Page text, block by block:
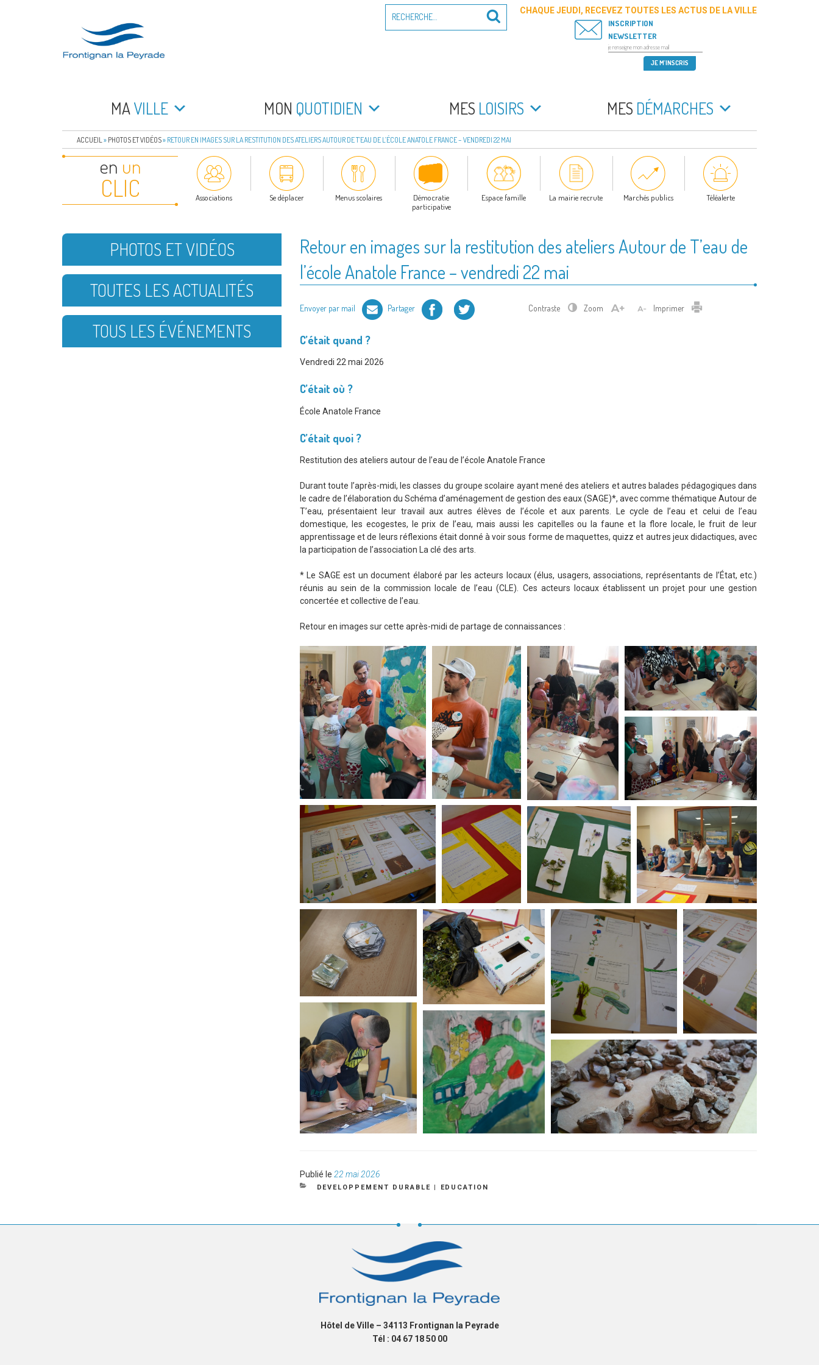
FRONTIGNAN LA PEYRADE
pour
Recherche
CHAQUE JEUDI, RECEVEZ TOUTES LES ACTUS DE LA VILLE
INSCRIPTION
NEWSLETTER
MAVILLE MON QUOTIDIEN MES LOISIRS MES DÉMARCHES
ACCUEIL » PHOTOS ET VIDÉOS» RETOUR EN IMAGES SUR LA RESTITUTION DES ATELIERS AUTOUR DE T’EAU DE L’ÉCOLE ANATOLE FRANCE – VENDREDI 22 MAI
en un
CLIC Associations Se déplacer Menus scolaires
Démocratie
participative
Espace famille La mairie recrute Marchés publics Téléalerte
Retour en images sur la restitution des ateliers Autour de T’eau de
l’école Anatole France – vendredi 22 mai
Envoyer par mail Partager Facebook Twitter Contraste Zoom Imprimer Imprimer
C’était quand ?
Vendredi 22 mai 2026
C’était où ?
École Anatole France
C’était quoi ?
Restitution des ateliers autour de l’eau de l’école Anatole France
Durant toute l’après-midi, les classes du groupe scolaire ayant mené des ateliers et autres balades pédagogiques dans
le cadre de l’élaboration du Schéma d’aménagement de gestion des eaux (SAGE)*, avec comme thématique Autour de
T’eau, présentaient leur travail aux autres élèves de l’école et aux parents. Le cycle de l’eau et celui de l’eau
domestique, les ecogestes, le prix de l’eau, mais aussi les capitelles ou la faune et la flore locale, le fruit de leur
apprentissage et de leurs réflexions était donné à voir sous forme de maquettes, quizz et autres jeux didactiques, avec
la participation de l’association La clé des arts.
* Le SAGE est un document élaboré par les acteurs locaux (élus, usagers, associations, représentants de l’État, etc.)
réunis au sein de la commission locale de l’eau (CLE). Ces acteurs locaux établissent un projet pour une gestion
concertée et collective de l’eau.
Retour en images sur cette après-midi de partage de connaissances :
Publié le Publié
le
22 mai 2026
CATÉGORIES
DEVELOPPEMENT DURABLE EDUCATION
PHOTOS ET VIDÉOS
TOUTES LES ACTUALITÉS
TOUS LES ÉVÉNEMENTS
Hôtel de Ville – 34113 Frontignan la Peyrade
Tél : 04 67 18 50 00